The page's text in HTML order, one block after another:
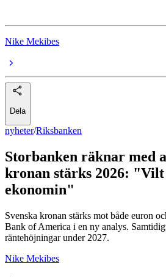
Nike Mekibes
Dela
nyheter/Riksbanken
Storbanken räknar med
kronan stärks 2026:
ekonomin"
Svenska kronan stärks mot både euron
Bank of America i en ny analys.
räntehöjningar under 2027.
Nike Mekibes